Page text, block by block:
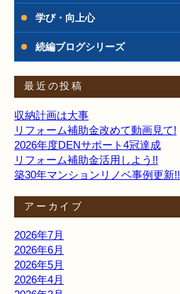
学び・向上心
続編ブログシリーズ
最近の投稿
収納計画は大事
リフォーム補助金改めて動画見て!
2026年度DENサポート4冠達成
リフォーム補助金活用しよう!!
築30年マンションリノベ事例更新!!
アーカイブ
2026年7月
2026年6月
2026年5月
2026年4月